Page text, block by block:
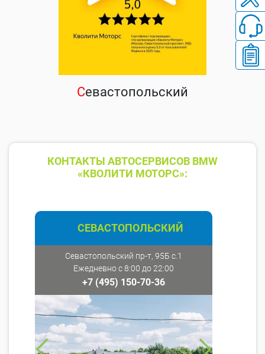
Севастопольский
КОНТАКТЫ АВТОСЕРВИСОВ BMW
«КВОЛИТИ МОТОРС»:
СЕВАСТОПОЛЬСКИЙ
Севастопольский пр-т, 95Б с.1
Ежедневно с 8:00 до 22:00
+7 (495) 150-70-36